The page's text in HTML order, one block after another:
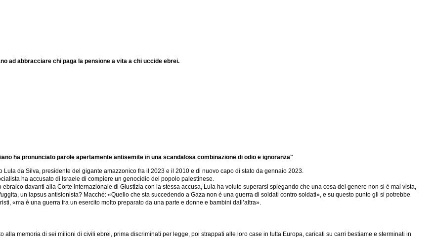
ad abbracciare chi paga la pensione a vita a chi uccide ebrei.
ha pronunciato parole apertamente antisemite in una scandalosa combinazione di odio e ignoranza"
da Silva, presidente del gigante amazzonico fra il 2023 e il 2010 e di nuovo capo di stato da gennaio 2023.
ha accusato di Israele di compiere un genocidio del popolo palestinese.
davanti alla Corte internazionale di Giustizia con la stessa accusa, Lula ha voluto superarsi spiegando che una cosa del genere non si è mai vista,
un lapsus antisionista? Macché: «Quello che sta succedendo a Gaza non è una guerra di soldati contro soldati», e su questo punto gli si potrebbe
«ma è una guerra fra un esercito molto preparato da una parte e donne e bambini dall’altra».
memoria di sei milioni di civili ebrei, prima discriminati per legge, poi strappati alle loro case in tutta Europa, caricati su carri bestiame e sterminati in